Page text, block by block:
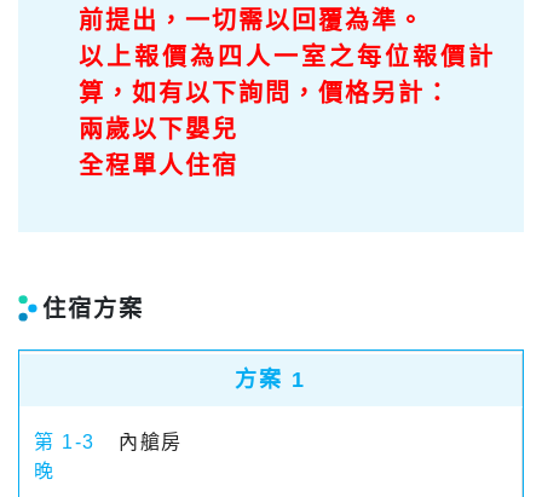
前提出，一切需以回覆為準。
以上報價為四人一室之每位報價計
算，如有以下詢問，價格另計：
兩歲以下嬰兒
全程單人住宿
住宿方案
方案 1
第 1-3
晚
內艙房